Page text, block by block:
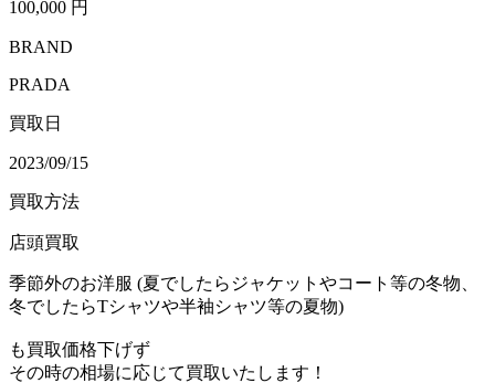
100,000 円
BRAND
PRADA
買取日
2023/09/15
買取方法
店頭買取
季節外のお洋服 (夏でしたらジャケットやコート等の冬物、
冬でしたらTシャツや半袖シャツ等の夏物)
も買取価格下げず
その時の相場に応じて買取いたします！